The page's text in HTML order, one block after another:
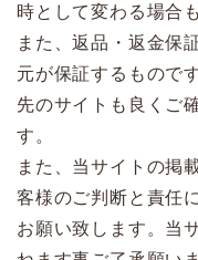
時として変わる場合
また、返品・返金保
元が保証するもので
先のサイトも良くご
す。
また、当サイトの掲
客様のご判断と責任
お願い致します。当